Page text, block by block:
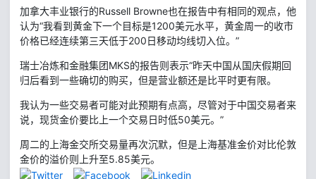
加拿大丰业银行的Russell Browne也在报告中有相同的观点，他
认为“我看到黄金下一个目标是1200美元水平，黄金周一的收市
价格已经连续第三天低于200日移动均线切入位。”
瑞士冶炼和金融集团MKS的报告则表示“昨天中国从国庆假期回
归后看到一些确切的购买，但是营业额还是比平时更有限。
我认为一些交易者可能对此预期有点高，尽管对于中国交易者来
说，现货金价要比上一个交易日时低50美元。”
周二的上海金交所交易量再次沉默，但是上海基准金价对比伦敦
金价的溢价则上升至5.85美元。